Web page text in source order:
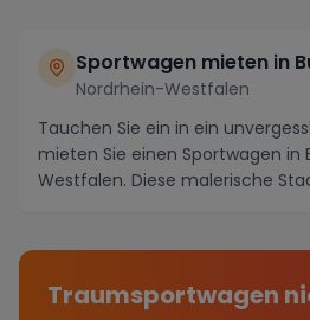
Sportwagen mieten in
Nordrhein-Westfalen
Tauchen Sie ein in ein
mieten Sie einen Sportwagen in
Westfalen. Diese malerische
Traumsportwagen